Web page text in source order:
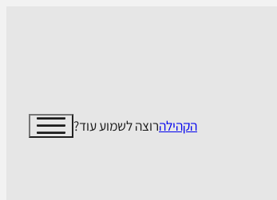
הקהילהרוצה לשמוע עוד?